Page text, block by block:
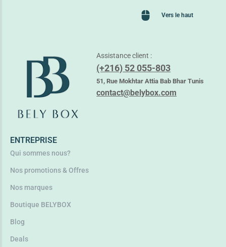
Vers le haut
Assistance client :
(+216) 52 055-803
51, Rue Mokhtar Attia Bab Bhar Tunis
contact@belybox.com
ENTREPRISE
Qui sommes nous?
Nos promotions & Offres
Nos marques
Boutique BELYBOX
Blog
Deals